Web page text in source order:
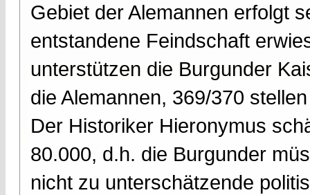
Gebiet der Alemannen erfolgt
entstandene Feindschaft
unterstützen die Burgunder
die Alemannen, 369/370
Der Historiker Hieronymus
80.000, d.h. die Burgunder
nicht zu unterschätzende